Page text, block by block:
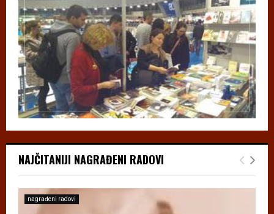
NAJČITANIJI NAGRAĐENI RADOVI
nagrađeni radovi